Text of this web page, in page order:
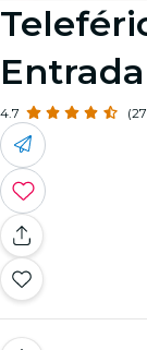
Entrada
4.7